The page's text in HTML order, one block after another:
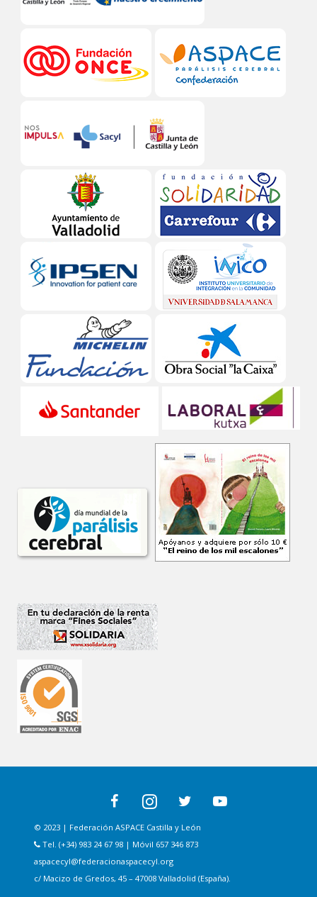
© 2023 | Federación ASPACE Castilla y León
Tel. (+34) 983 24 67 98 | Móvil 657 346 873
aspacecyl@federacionaspacecyl.org
c/ Macizo de Gredos, 45 – 47008 Valladolid (España).